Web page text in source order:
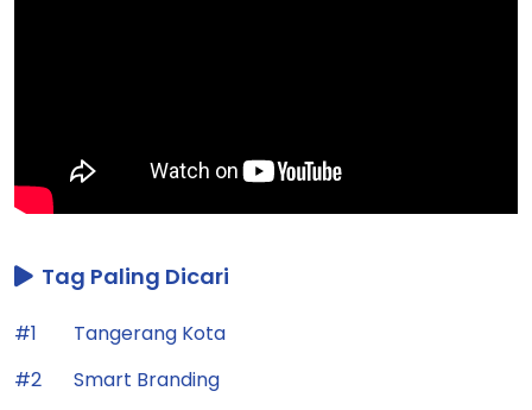
Tag Paling Dicari
#1
Tangerang Kota
#2
Smart Branding